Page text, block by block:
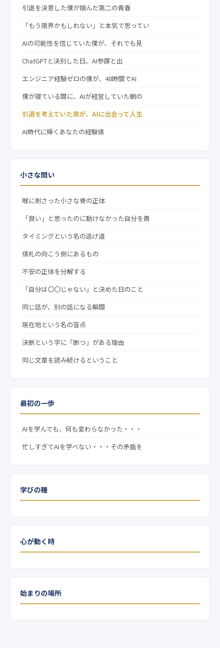
引退を決意した僕が掴んだ第二の青春
「もう限界かもしれない」と本気で思ってい
AIの可能性を信じていた僕が、それでも見
ChatGPTと決別した日。AI参謀と出
エンジニア経験ゼロの僕が、48時間でAI
僕が寝ている間に、AIが経営していた朝の
引退を考えていた男が、AIに出会って人生
AI時代に輝くあなたの経験値
小さな問い
喉に刺さった小さな骨の正体
「良い」と思ったのに動けなかった自分を責
タイミングという名の逃げ道
値札の向こう側にあるもの
不安の正体を分解する
「自分は〇〇じゃない」と決めた日のこと
同じ話が、別の話になる瞬間
現在地という名の盲点
決断という字に「断つ」がある理由
同じ文章を読み続けるということ
最初の一歩
AIを学んでも、何も変わらなかった・・・
忙しすぎてAIを学べない・・・その矛盾を
学びの種
心が動く時
始まりの場所